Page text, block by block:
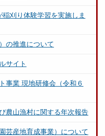
刈り体験学習を実施しま
の推進について
サイト
事業 現地研修会（令和６
農山漁村に関する年次報告
芸産地育成事業）について